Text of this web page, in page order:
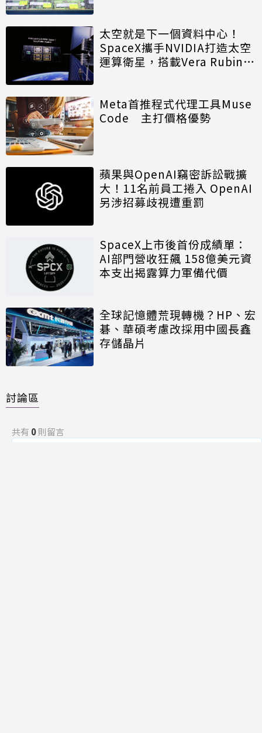
太空就是下一個資料中心！
SpaceX攜手NVIDIA打造太空
運算衛星，搭載Vera Rubin運
Meta首推程式代理工具Muse
Code 主打價格優勢
蘋果與OpenAI竊密訴訟戰擴
大！11名前員工捲入 OpenAI
另涉招募歧視遭重罰
SpaceX上市後首份成績單：
AI部門營收狂飆 158億美元資
本支出揭露算力軍備代價
全球記憶體荒現轉機？HP、宏
碁、華碩考慮改採用中國長鑫
存儲晶片
討論區
共有 0則留言